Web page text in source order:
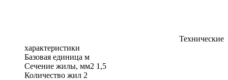
Технические
характеристики
Базовая единица м
Сечение жилы, мм2 1,5
Количество жил 2